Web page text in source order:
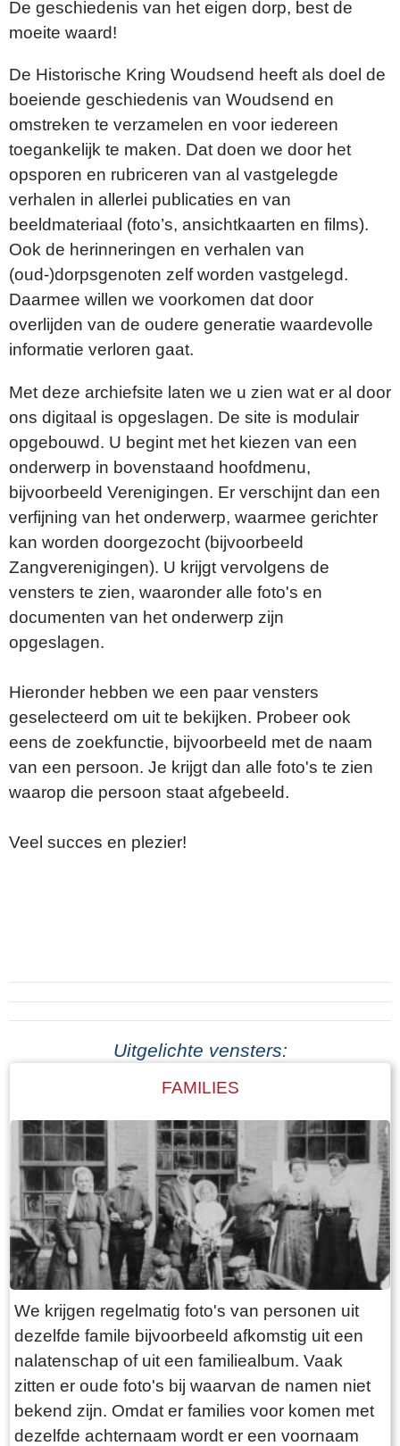
De geschiedenis van het eigen dorp, best de
moeite waard!
De Historische Kring Woudsend heeft als doel de
boeiende geschiedenis van Woudsend en
omstreken te verzamelen en voor iedereen
toegankelijk te maken. Dat doen we door het
opsporen en rubriceren van al vastgelegde
verhalen in allerlei publicaties en van
beeldmateriaal (foto’s, ansichtkaarten en films).
Ook de herinneringen en verhalen van
(oud-)dorpsgenoten zelf worden vastgelegd.
Daarmee willen we voorkomen dat door
overlijden van de oudere generatie waardevolle
informatie verloren gaat.
Met deze archiefsite laten we u zien wat er al door
ons digitaal is opgeslagen. De site is modulair
opgebouwd. U begint met het kiezen van een
onderwerp in bovenstaand hoofdmenu,
bijvoorbeeld Verenigingen. Er verschijnt dan een
verfijning van het onderwerp, waarmee gerichter
kan worden doorgezocht (bijvoorbeeld
Zangverenigingen). U krijgt vervolgens de
vensters te zien, waaronder alle foto's en
documenten van het onderwerp zijn
opgeslagen.
Hieronder hebben we een paar vensters
geselecteerd om uit te bekijken. Probeer ook
eens de zoekfunctie, bijvoorbeeld met de naam
van een persoon. Je krijgt dan alle foto's te zien
waarop die persoon staat afgebeeld.
Veel succes en plezier!
Uitgelichte vensters:
FAMILIES
We krijgen regelmatig foto's van personen uit
dezelfde famile bijvoorbeeld afkomstig uit een
nalatenschap of uit een familiealbum. Vaak
zitten er oude foto's bij waarvan de namen niet
bekend zijn. Omdat er families voor komen met
dezelfde achternaam wordt er een voornaam